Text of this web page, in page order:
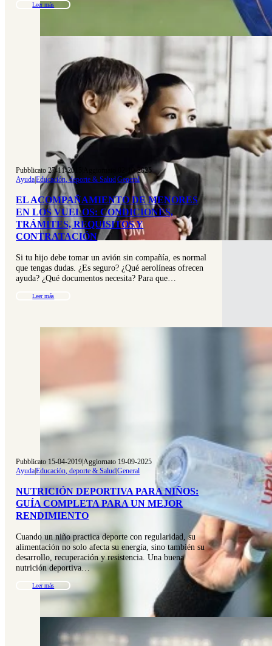
Leer más
Pubblicato 27-11-2015
Aggiornato 02-10-2025
Ayuda|Educación, deporte & Salud|General
EL ACOMPAÑAMIENTO DE MENORES
EN LOS VUELOS: CONDICIONES,
TRÁMITES, REQUISITOS Y
CONTRATACIÓN
Si tu hijo debe tomar un avión sin compañía, es normal
que tengas dudas. ¿Es seguro? ¿Qué aerolíneas ofrecen
ayuda? ¿Qué documentos necesita? Para que…
Leer más
Pubblicato 15-04-2019|Aggiornato 19-09-2025
Ayuda|Educación, deporte & Salud|General
NUTRICIÓN DEPORTIVA PARA NIÑOS:
GUÍA COMPLETA PARA UN MEJOR
RENDIMIENTO
Cuando un niño practica deporte con regularidad, su
alimentación no solo afecta su energía, sino también su
desarrollo, recuperación y resistencia. Una buena
nutrición deportiva…
Leer más